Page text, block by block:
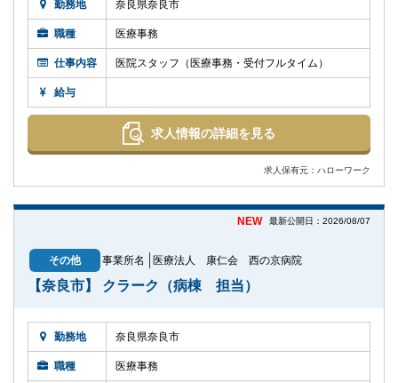
勤務地 奈良県奈良市
職種 医療事務
仕事内容 医院スタッフ（医療事務・受付フルタイム）
給与
求人情報の詳細を見る
求人保有元：ハローワーク
NEW 最新公開日：2026/08/07
その他 事業所名 医療法人 康仁会 西の京病院
【奈良市】 クラーク（病棟 担当）
勤務地 奈良県奈良市
職種 医療事務